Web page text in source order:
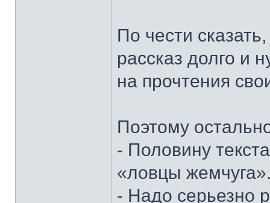
По чести
рассказ долго и
на прочтения
Поэтому
- Половину
«ловцы
- Надо серьезно